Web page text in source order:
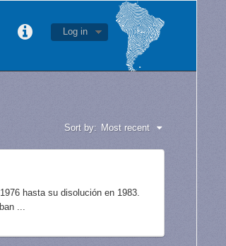
Log in
Sort by: Most recent
hasta su disolución en 1983.
...